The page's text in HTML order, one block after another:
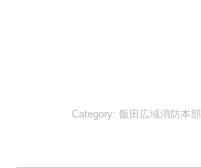
Category: 飯田広域消防本部